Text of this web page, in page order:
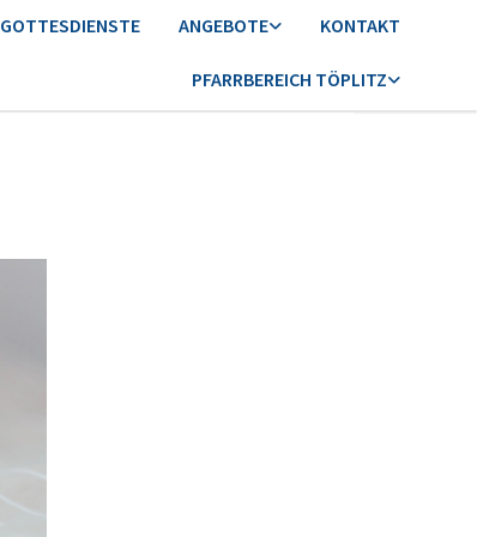
GOTTESDIENSTE ANGEBOTE KONTAKT
PFARRBEREICH TÖPLITZ